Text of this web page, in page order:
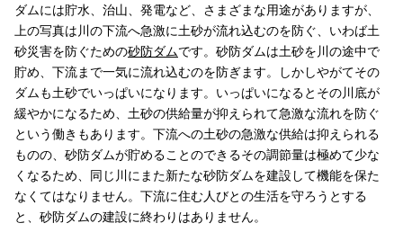
ダムには貯水、治山、発電など、さまざまな用途がありますが、
上の写真は川の下流へ急激に土砂が流れ込むのを防ぐ、いわば土
砂災害を防ぐための砂防ダムです。砂防ダムは土砂を川の途中で
貯め、下流まで一気に流れ込むのを防ぎます。しかしやがてその
ダムも土砂でいっぱいになります。いっぱいになるとその川底が
緩やかになるため、土砂の供給量が抑えられて急激な流れを防ぐ
という働きもあります。下流への土砂の急激な供給は抑えられる
ものの、砂防ダムが貯めることのできるその調節量は極めて少な
くなるため、同じ川にまた新たな砂防ダムを建設して機能を保た
なくてはなりません。下流に住む人びとの生活を守ろうとする
と、砂防ダムの建設に終わりはありません。